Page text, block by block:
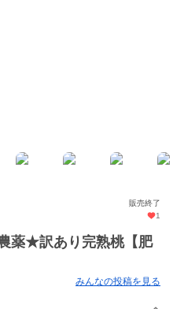
販売終了
1
薬★訳あり完熟桃【肥
みんなの投稿を見る